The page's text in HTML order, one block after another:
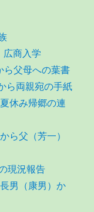
商入学
父母への葉書
ら両親宛の手紙
休み帰郷の連
ら父（芳一）
現況報告
男（康男）か